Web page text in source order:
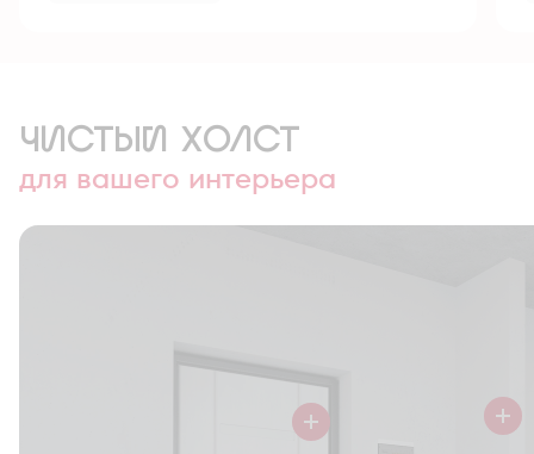
ЧИСТЫЙ ХОЛСТ
для вашего интерьера